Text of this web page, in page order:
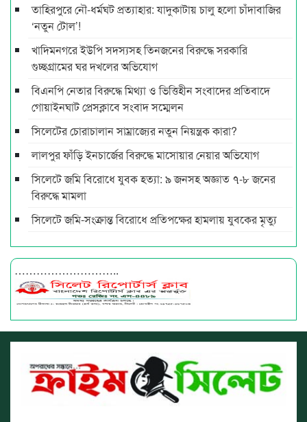
তাহিরপুরে নৌ-ধর্মঘট প্রত্যাহার: যাদুকাটায় চালু হলো চাঁদাবাজির
‘নতুন টোল’!
খাদিমনগরে ইউপি সদস্যসহ তিনজনের বিরুদ্ধে সরকারি
গুচ্ছগ্রামের ঘর দখলের অভিযোগ
বিএনপি নেতার বিরুদ্ধে মিথ্যা ও ভিত্তিহীন সংবাদের প্রতিবাদে
গোয়াইনঘাট প্রেসক্লাবে সংবাদ সম্মেলন
সিলেটের চোরাচালান সাম্রাজ্যের নতুন নিয়ন্ত্রক কারা?
লালপুর ফাঁড়ি ইনচার্জের বিরুদ্ধে মাসোয়ার নেয়ার অভিযোগ
সিলেটে জমি বিরোধে যুবক হত্যা: ৯ জনসহ অজ্ঞাত ৭-৮ জনের
বিরুদ্ধে মামলা
সিলেটে জমি-সংক্রান্ত বিরোধে প্রতিপক্ষের হামলায় যুবকের মৃত্যু
………………………..